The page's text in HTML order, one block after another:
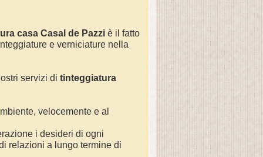
casa Casal de Pazzi è il fatto
e verniciature nella
servizi di tinteggiatura
velocemente e al
i desideri di ogni
relazioni a lungo termine di